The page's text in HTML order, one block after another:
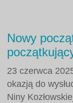
Nowy
23 czerwca
okazją do
Niny